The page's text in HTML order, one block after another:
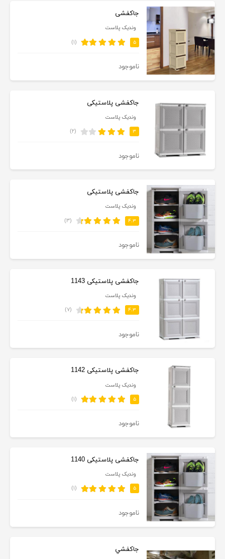
جاکفشی
وندیک پلاست
۵ (۱)
ناموجود
جاکفشی پلاستیکی
وندیک پلاست
۳ (۲)
ناموجود
جاکفشی پلاستیکی
وندیک پلاست
۴.۳ (۳)
ناموجود
جاکفشی پلاستیکی 1143
وندیک پلاست
۴.۳ (۷)
ناموجود
جاکفشی پلاستیکی 1142
وندیک پلاست
۵ (۱)
ناموجود
جاکفشی پلاستیکی 1140
وندیک پلاست
۵ (۱)
ناموجود
جاكفشي